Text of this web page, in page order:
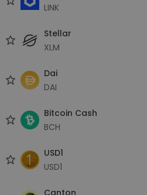
LINK
Stellar
XLM
Dai
DAI
Bitcoin Cash
BCH
USD1
USD1
Canton